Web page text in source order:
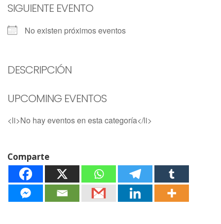
SIGUIENTE EVENTO
No existen próximos eventos
DESCRIPCIÓN
UPCOMING EVENTOS
<li>No hay eventos en esta categoría</li>
Comparte